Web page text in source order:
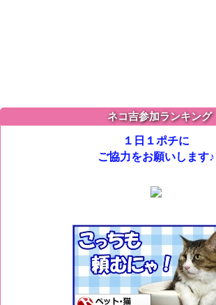
ネコ吉参加ランキング
１日１ポチに
ご協力をお願いします♪